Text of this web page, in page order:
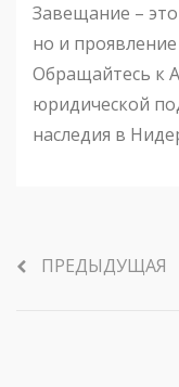
Завещание –
но и
Обращайтесь к
юридической
наследия в
ПРЕДЫДУЩАЯ